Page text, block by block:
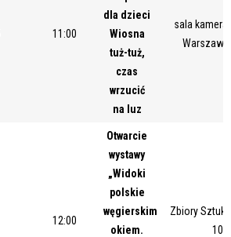
11:00
dla dzieci
Wiosna
tuż-tuż,
czas
wrzucić
na luz
sala
12:00
Otwarcie
wystawy
„Widoki
polskie
węgierskim
okiem.
Zbiory
10/